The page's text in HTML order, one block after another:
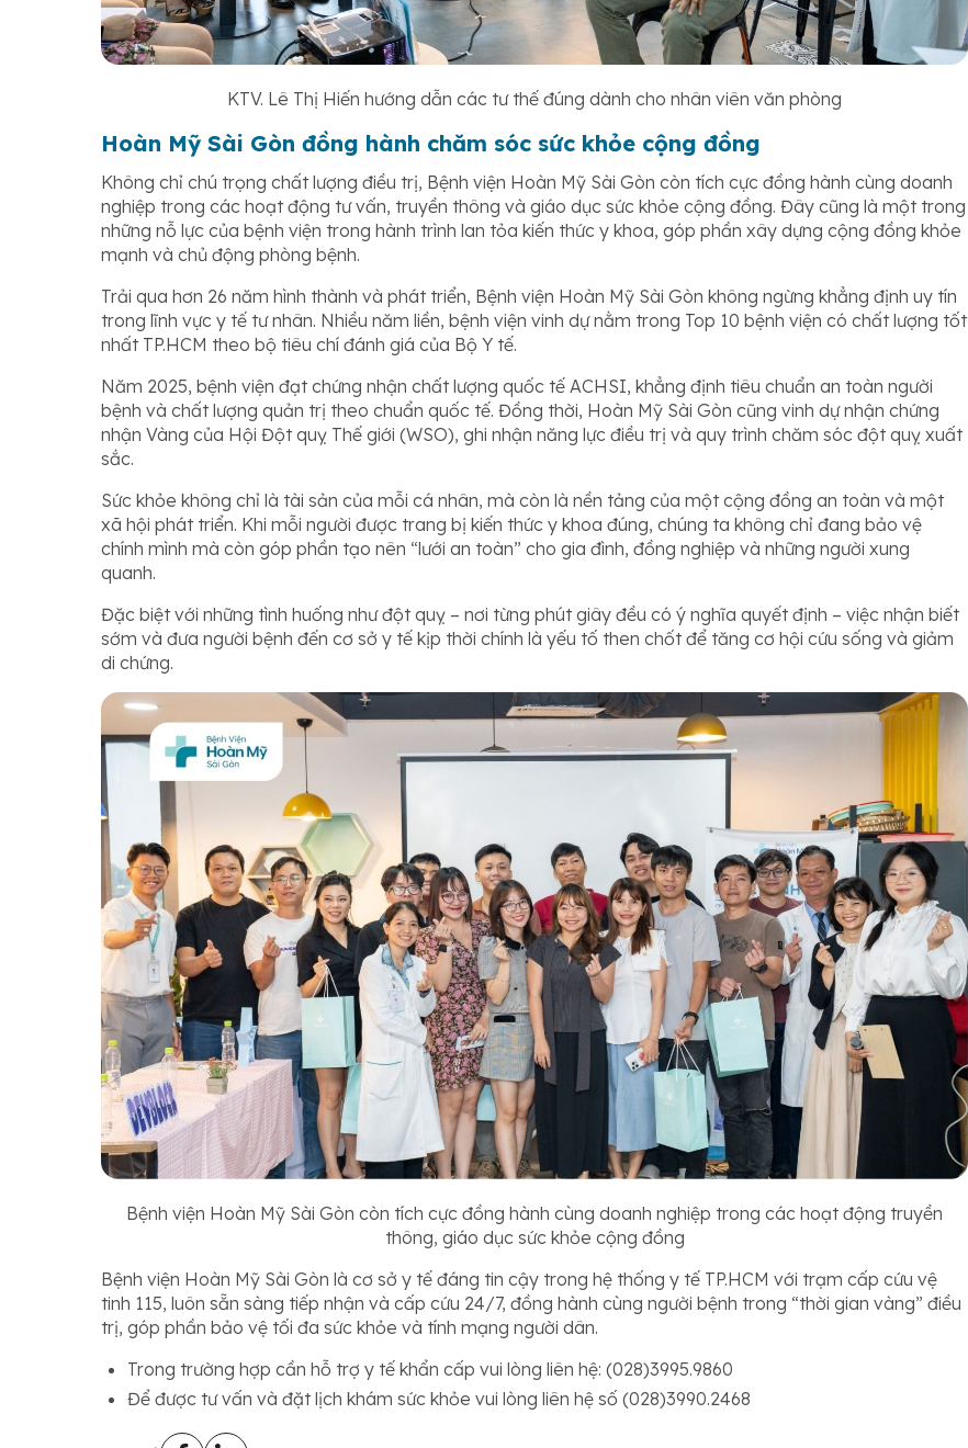
KTV. Lê Thị Hiến hướng dẫn các tư thế đúng dành cho nhân viên văn phòng
Hoàn Mỹ Sài Gòn đồng hành chăm sóc sức khỏe cộng đồng
Không chỉ chú trọng chất lượng điều trị, Bệnh viện Hoàn Mỹ Sài Gòn còn tích cực đồng hành cùng doanh
nghiệp trong các hoạt động tư vấn, truyền thông và giáo dục sức khỏe cộng đồng. Đây cũng là một trong
những nỗ lực của bệnh viện trong hành trình lan tỏa kiến thức y khoa, góp phần xây dựng cộng đồng khỏe
mạnh và chủ động phòng bệnh.
Trải qua hơn 26 năm hình thành và phát triển, Bệnh viện Hoàn Mỹ Sài Gòn không ngừng khẳng định uy tín
trong lĩnh vực y tế tư nhân. Nhiều năm liền, bệnh viện vinh dự nằm trong Top 10 bệnh viện có chất lượng tốt
nhất TP.HCM theo bộ tiêu chí đánh giá của Bộ Y tế.
Năm 2025, bệnh viện đạt chứng nhận chất lượng quốc tế ACHSI, khẳng định tiêu chuẩn an toàn người
bệnh và chất lượng quản trị theo chuẩn quốc tế. Đồng thời, Hoàn Mỹ Sài Gòn cũng vinh dự nhận chứng
nhận Vàng của Hội Đột quỵ Thế giới (WSO), ghi nhận năng lực điều trị và quy trình chăm sóc đột quỵ xuất
sắc.
Sức khỏe không chỉ là tài sản của mỗi cá nhân, mà còn là nền tảng của một cộng đồng an toàn và một
xã hội phát triển. Khi mỗi người được trang bị kiến thức y khoa đúng, chúng ta không chỉ đang bảo vệ
chính mình mà còn góp phần tạo nên “lưới an toàn” cho gia đình, đồng nghiệp và những người xung
quanh.
Đặc biệt với những tình huống như đột quỵ – nơi từng phút giây đều có ý nghĩa quyết định – việc nhận biết
sớm và đưa người bệnh đến cơ sở y tế kịp thời chính là yếu tố then chốt để tăng cơ hội cứu sống và giảm
di chứng.
Bệnh viện Hoàn Mỹ Sài Gòn còn tích cực đồng hành cùng doanh nghiệp trong các hoạt động truyền
thông, giáo dục sức khỏe cộng đồng
Bệnh viện Hoàn Mỹ Sài Gòn là cơ sở y tế đáng tin cậy trong hệ thống y tế TP.HCM với trạm cấp cứu vệ
tinh 115, luôn sẵn sàng tiếp nhận và cấp cứu 24/7, đồng hành cùng người bệnh trong “thời gian vàng” điều
trị, góp phần bảo vệ tối đa sức khỏe và tính mạng người dân.
Trong trường hợp cần hỗ trợ y tế khẩn cấp vui lòng liên hệ: (028)3995.9860
Để được tư vấn và đặt lịch khám sức khỏe vui lòng liên hệ số (028)3990.2468